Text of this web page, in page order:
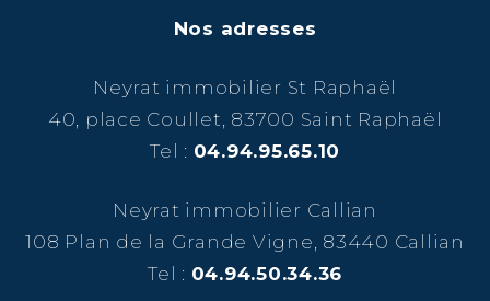
Nos adresses
Neyrat immobilier St Raphaël
40, place Coullet, 83700 Saint Raphaël
Tel : 04.94.95.65.10
Neyrat immobilier Callian
108 Plan de la Grande Vigne, 83440 Callian
Tel : 04.94.50.34.36